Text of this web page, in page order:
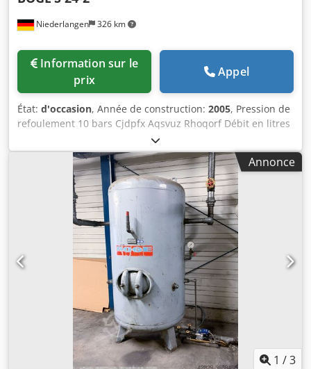
Niederlangen 326 km
prix
Appel
État: d'occasion, Année de construction: 2005, Pression de
refoulement 10 bars Cjdpfx Aqsvuz Rhoqorf Débit en litres
2,66 m³/min Puissance totale requise 18,5 kW Régimes
moteur : 3000 tr/min Dimensions 1200 x 900 x 1200 mm
Poids de la machine environ 150 kg Heures de
fonctionnement : 4930 heures. Entretien en: 2962 heures
Annonce
1 /3